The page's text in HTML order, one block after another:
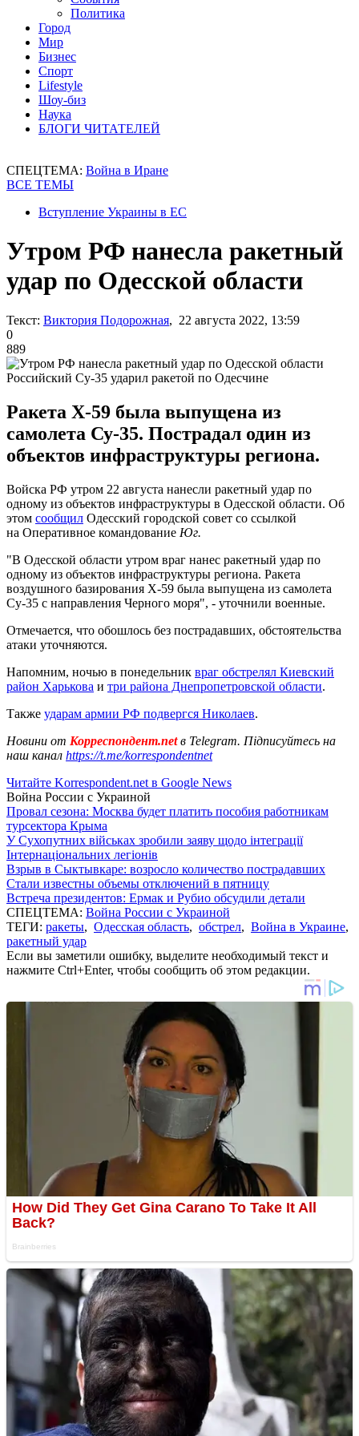
Политика
Город
Мир
Бизнес
Спорт
Lifestyle
Шоу-биз
Наука
БЛОГИ ЧИТАТЕЛЕЙ
СПЕЦТЕМА: Война в Иране
ВСЕ ТЕМЫ
Вступление Украины в ЕС
Утром РФ нанесла ракетный
удар по Одесской области
Текст: Виктория Подорожная, 22 августа 2022, 13:59
0
889
Российский Су-35 ударил ракетой по Одесчине
Ракета Х-59 была выпущена из
самолета Су-35. Пострадал один из
объектов инфраструктуры региона.
Войска РФ утром 22 августа нанесли ракетный удар по
одному из объектов инфраструктуры в Одесской области. Об
этом сообщил Одесский городской совет со ссылкой
на Оперативное командование Юг.
"В Одесской области утром враг нанес ракетный удар по
одному из объектов инфраструктуры региона. Ракета
воздушного базирования Х-59 была выпущена из самолета
Су-35 с направления Черного моря", - уточнили военные.
Отмечается, что обошлось без пострадавших, обстоятельства
атаки уточняются.
Напомним, ночью в понедельник враг обстрелял Киевский
район Харькова и три района Днепропетровской области.
Также ударам армии РФ подвергся Николаев.
Новини от Корреспондент.netв Telegram. Підписуйтесь на
наш канал https://t.me/korrespondentnet
Читайте Korrespondent.net в Google News
Война России с Украиной
Провал сезона: Москва будет платить пособия работникам
турсектора Крыма
У Сухопутних військах зробили заяву щодо інтеграції
Інтернаціональних легіонів
Взрыв в Сыктывкаре: возросло количество пострадавших
Стали известны объемы отключений в пятницу
Встреча президентов: Ермак и Рубио обсудили детали
СПЕЦТЕМА: Война России с Украиной
ТЕГИ: ракеты, Одесская область, обстрел, Война в Украине,
ракетный удар
Если вы заметили ошибку, выделите необходимый текст и
нажмите Ctrl+Enter, чтобы сообщить об этом редакции.